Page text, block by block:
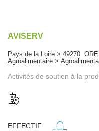
AVISERV
Pays de la Loire > 49270
Agroalimentaire >
Activités de soutien à la
EFFECTIF